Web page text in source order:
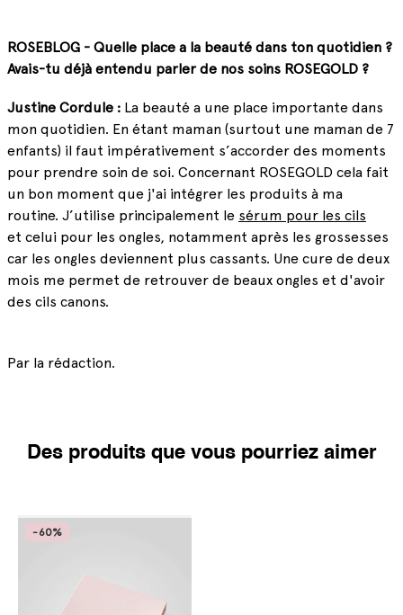
ROSEBLOG - Quelle place a la beauté dans ton quotidien ?
Avais-tu déjà entendu parler de nos soins ROSEGOLD ?
Justine Cordule : La beauté a une place importante dans
mon quotidien. En étant maman (surtout une maman de 7
enfants) il faut impérativement s’accorder des moments
pour prendre soin de soi. Concernant ROSEGOLD cela fait
un bon moment que j'ai intégrer les produits à ma
routine. J’utilise principalement le sérum pour les cils
et celui pour les ongles, notamment après les grossesses
car les ongles deviennent plus cassants. Une cure de deux
mois me permet de retrouver de beaux ongles et d'avoir
des cils canons.
Par la rédaction.
Des produits que vous pourriez aimer
-60%